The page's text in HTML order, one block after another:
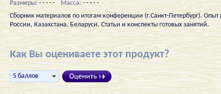
Размеры: - - - - - Масса: - - - - -
Сборник материалов по итогам конференции (г.Санкт-Петербург). Опыт
России, Казахстана, Беларуси. Статьи и конспекты готовых занятий.
Как Вы оцениваете этот продукт?